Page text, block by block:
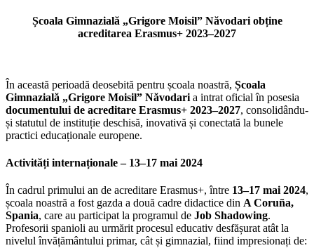
Școala Gimnazială „Grigore Moisil” Năvodari obține
acreditarea Erasmus+ 2023–2027
În această perioadă deosebită pentru școala noastră, Școala
Gimnazială „Grigore Moisil” Năvodari a intrat oficial în posesia
documentului de acreditare Erasmus+ 2023–2027, consolidându-
și statutul de instituție deschisă, inovativă și conectată la bunele
practici educaționale europene.
Activități internaționale – 13–17 mai 2024
În cadrul primului an de acreditare Erasmus+, între 13–17 mai 2024,
școala noastră a fost gazda a două cadre didactice din A Coruña,
Spania, care au participat la programul de Job Shadowing.
Profesorii spanioli au urmărit procesul educativ desfășurat atât la
nivelul învățământului primar, cât și gimnazial, fiind impresionați de: